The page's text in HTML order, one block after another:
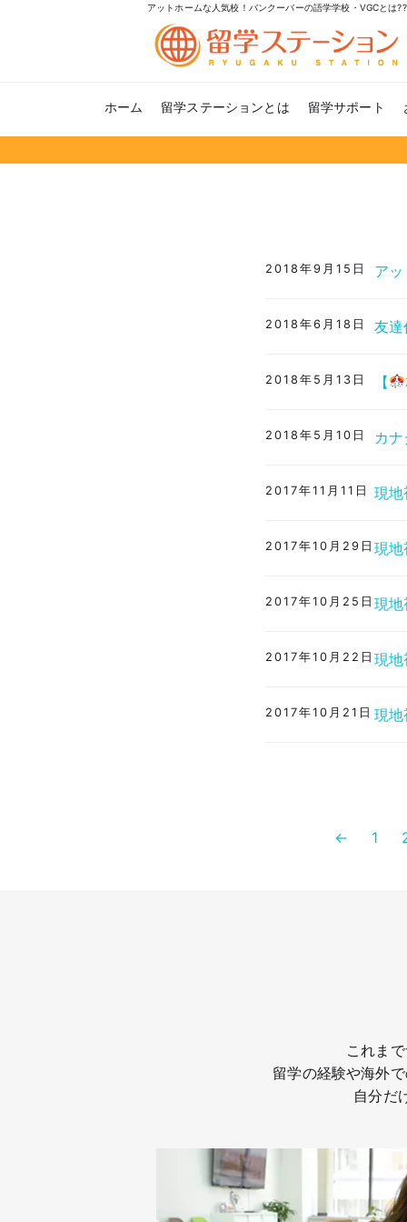
アットホームな人気校！バンクーバーの語学学校・VGCとは
ホーム 留学ステーションとは 留学サポート
2018年9月15日 ア
2018年6月18日 友
2018年5月13日 【
2018年5月10日 カ
2017年11月11日 現
2017年10月29日 現
2017年10月25日 現
2017年10月22日 現
2017年10月21日 現
← 1
これま
留学の経験や海外
自分だ